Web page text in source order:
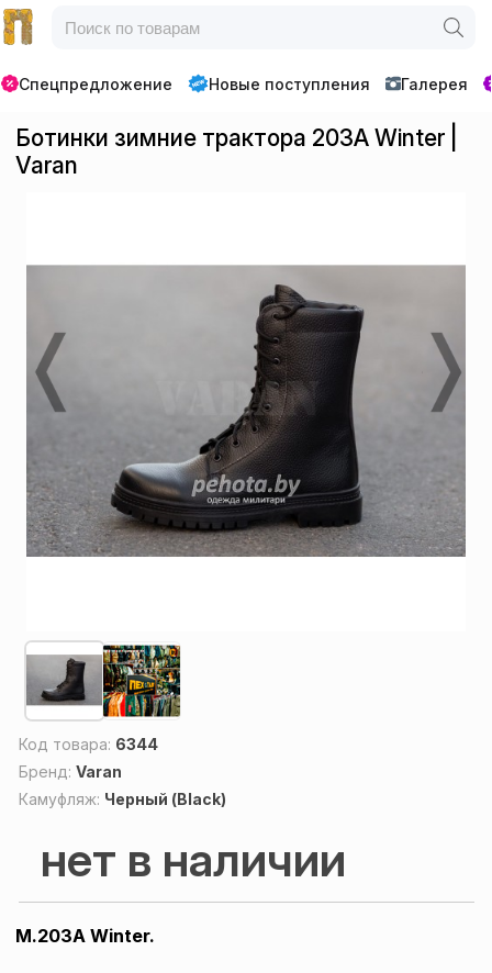
Спецпредложение Новые поступления Галерея
Ботинки зимние трактора 203А Winter |
Varan
Код товара: 6344
Бренд: Varan
Камуфляж: Черный (Black)
нет в наличии
M.203A Winter.